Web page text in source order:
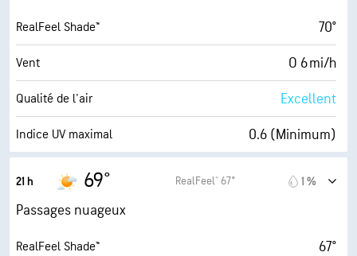
Point de rosée 52° F
AccuLumen Brightness Index™ 6 (Moyenne)
Couverture nuageuse 65 %
Visibilité 10 mi
RealFeel Shade™ 70°
Vent O 6 mi/h
Qualité de l'air Excellent
Indice UV maximal 0.6 (Minimum)
Humidité
Point de rosée 54° F
21 h 69° RealFeel® 67° 1 %
Passages nuageux
RealFeel Shade™ 67°